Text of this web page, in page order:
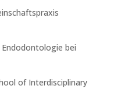
bei
of Interdisciplinary